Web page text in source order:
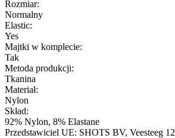
Rozmiar:
Normalny
Elastic:
Yes
Majtki w komplecie:
Tak
Metoda produkcji:
Tkanina
Materiał:
Nylon
Skład:
92% Nylon, 8% Elastane
Przedstawiciel UE: SHOTS BV, Veesteeg 12